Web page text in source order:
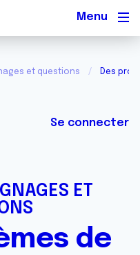
et questions Des
Se connecter
ET
de